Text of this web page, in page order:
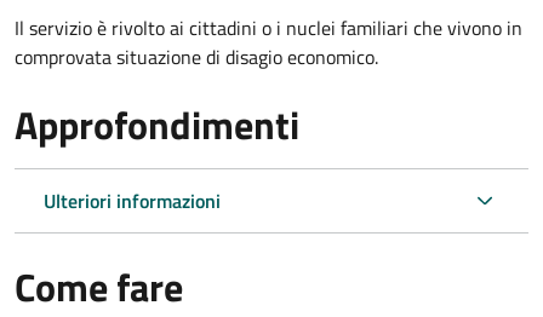
Il servizio è rivolto ai cittadini o i nuclei familiari che vivono in
comprovata situazione di disagio economico.
Approfondimenti
Ulteriori informazioni
Come fare